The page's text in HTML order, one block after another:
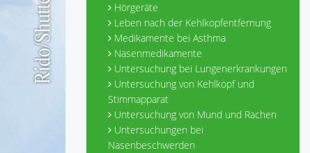
Hörgeräte
Leben nach der Kehlkopfentfernung
Medikamente bei Asthma
Nasenmedikamente
Untersuchung bei Lungenerkrankungen
Untersuchung von Kehlkopf und
Stimmapparat
Untersuchung von Mund und Rachen
Untersuchungen bei
Nasenbeschwerden